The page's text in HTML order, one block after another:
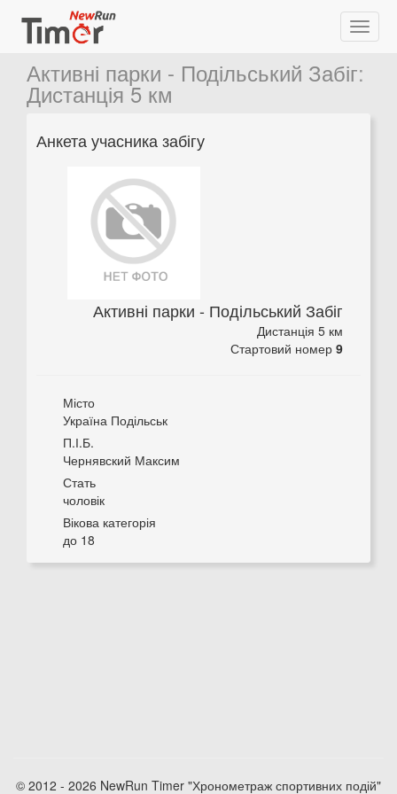
Активні парки - Подільський Забіг:
Дистанція 5 км
Анкета учасника забігу
Активні парки - Подільський Забіг
Дистанція 5 км
Стартовий номер 9
Місто
Україна Подільськ
П.І.Б.
Чернявский Максим
Стать
чоловік
Вікова категорія
до 18
© 2012 - 2026 NewRun Timer "Хронометраж спортивних подій"